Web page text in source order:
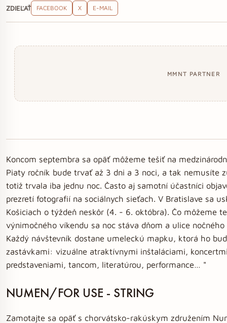
ZDIEĽAŤ FACEBOOK X E-MAIL
MMNT PARTNER
Koncom septembra sa opäť môžeme tešiť na
Piaty ročník bude trvať až 3 dni a 3 noci, a tak nemusíte
totiž trvala iba jednu noc. Často aj samotní účastníci
prezretí fotografií na sociálnych sieťach. V Bratislave sa
Košiciach o týždeň neskôr (4. - 6. októbra). Čo môžeme
výnimočného víkendu sa noc stáva dňom a ulice
Každý návštevník dostane umeleckú mapku, ktorá ho
zastávkami: vizuálne atraktívnymi inštaláciami,
predstaveniami, tancom, literatúrou, performance… "
NUMEN/FOR USE - STRING
Zamotajte sa opäť s chorvátsko-rakúskym združením